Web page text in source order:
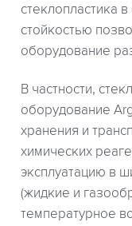
стеклопластика
стойкостью
оборудование
В частности,
оборудование
хранения и
химических
эксплуатацию в
(жидкие и
температурное